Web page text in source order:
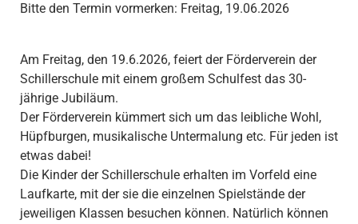
Bitte den Termin vormerken: Freitag, 19.06.2026
Am Freitag, den 19.6.2026, feiert der Förderverein der
Schillerschule mit einem großem Schulfest das 30-
jährige Jubiläum.
Der Förderverein kümmert sich um das leibliche Wohl,
Hüpfburgen, musikalische Untermalung etc. Für jeden ist
etwas dabei!
Die Kinder der Schillerschule erhalten im Vorfeld eine
Laufkarte, mit der sie die einzelnen Spielstände der
jeweiligen Klassen besuchen können. Natürlich können